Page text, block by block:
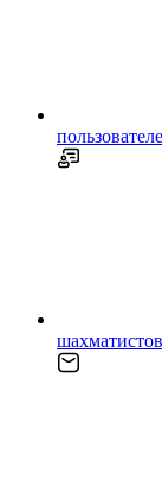
шахматистов